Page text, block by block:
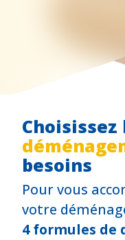
Choisissez
besoins
Pour vous
votre
4 formules de